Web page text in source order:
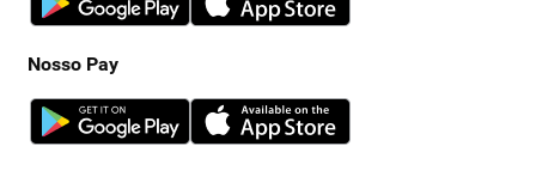
Nosso Pay